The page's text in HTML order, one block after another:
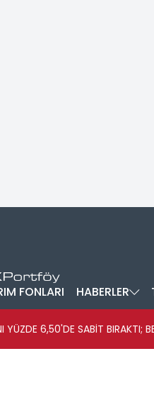
FONLARI HABERLER
YÜZDE 6,50'DE SABİT BIRAKTI;